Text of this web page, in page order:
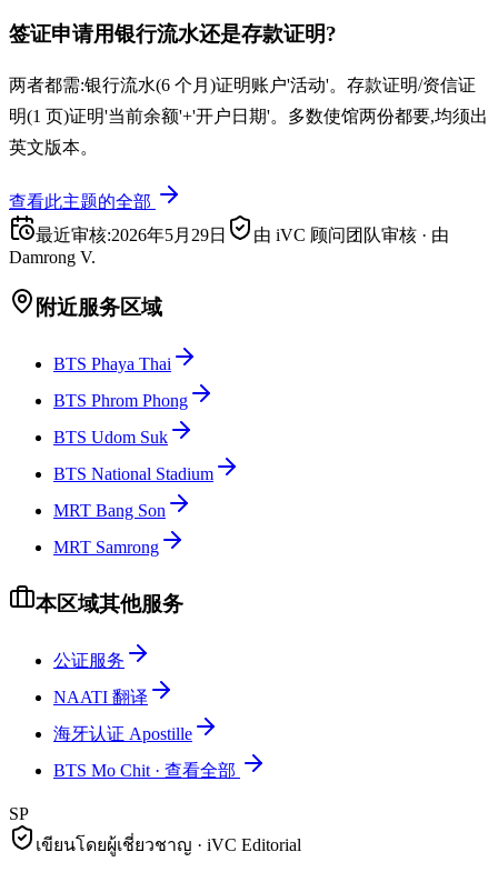
签证申请用银行流水还是存款证明?
两者都需:银行流水(6 个月)证明账户'活动'。存款证明/资信证
明(1 页)证明'当前余额'+'开户日期'。多数使馆两份都要,均须出
英文版本。
查看此主题的全部
最近审核:2026年5月29日 由 iVC 顾问团队审核 · 由
Damrong V.
附近服务区域
BTS Phaya Thai
BTS Phrom Phong
BTS Udom Suk
BTS National Stadium
MRT Bang Son
MRT Samrong
本区域其他服务
公证服务
NAATI 翻译
海牙认证 Apostille
BTS Mo Chit · 查看全部
SP
เขียนโดยผู้เชี่ยวชาญ · iVC Editorial